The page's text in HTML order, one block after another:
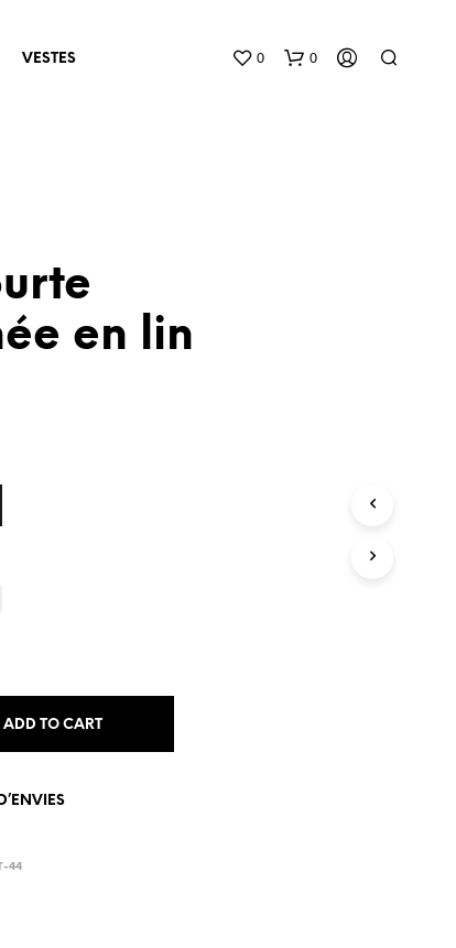
VESTES 0 0
en lin
ADD TO CART
44